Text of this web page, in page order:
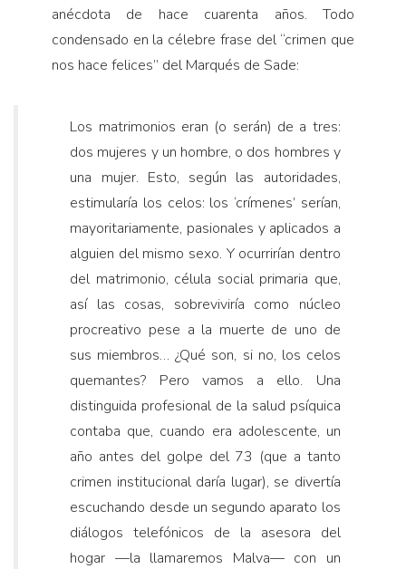
anécdota de hace cuarenta años. Todo
condensado en la célebre frase del “crimen que
nos hace felices” del Marqués de Sade:
Los matrimonios eran (o serán) de a tres:
dos mujeres y un hombre, o dos hombres y
una mujer. Esto, según las autoridades,
estimularía los celos: los ‘crímenes’ serían,
mayoritariamente, pasionales y aplicados a
alguien del mismo sexo. Y ocurrirían dentro
del matrimonio, célula social primaria que,
así las cosas, sobreviviría como núcleo
procreativo pese a la muerte de uno de
sus miembros… ¿Qué son, si no, los celos
quemantes? Pero vamos a ello. Una
distinguida profesional de la salud psíquica
contaba que, cuando era adolescente, un
año antes del golpe del 73 (que a tanto
crimen institucional daría lugar), se divertía
escuchando desde un segundo aparato los
diálogos telefónicos de la asesora del
hogar —la llamaremos Malva— con un